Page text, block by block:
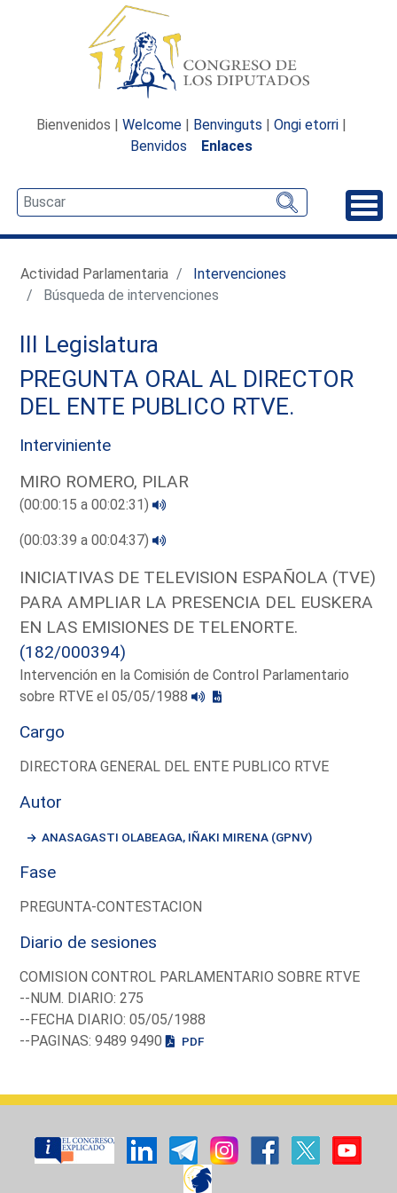
Bienvenidos | Welcome | Benvinguts | Ongi etorri |
Benvidos
Enlaces
Actividad Parlamentaria
Intervenciones
Búsqueda de intervenciones
III Legislatura
PREGUNTA ORAL AL DIRECTOR
DEL ENTE PUBLICO RTVE.
Interviniente
MIRO ROMERO, PILAR
(00:00:15 a 00:02:31)
(00:03:39 a 00:04:37)
INICIATIVAS DE TELEVISION ESPAÑOLA (TVE)
PARA AMPLIAR LA PRESENCIA DEL EUSKERA
EN LAS EMISIONES DE TELENORTE.
(182/000394)
Intervención en la Comisión de Control Parlamentario
sobre RTVE el 05/05/1988
Cargo
DIRECTORA GENERAL DEL ENTE PUBLICO RTVE
Autor
ANASAGASTI OLABEAGA, IÑAKI MIRENA (GPNV)
Fase
PREGUNTA-CONTESTACION
Diario de sesiones
COMISION CONTROL PARLAMENTARIO SOBRE RTVE
--NUM. DIARIO: 275
--FECHA DIARIO: 05/05/1988
--PAGINAS: 9489 9490
PDF